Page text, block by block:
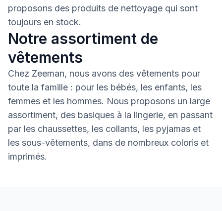
proposons des produits de nettoyage qui sont
toujours en stock.
Notre assortiment de
vêtements
Chez Zeeman, nous avons des vêtements pour
toute la famille : pour les bébés, les enfants, les
femmes et les hommes. Nous proposons un large
assortiment, des basiques à la lingerie, en passant
par les chaussettes, les collants, les pyjamas et
les sous-vêtements, dans de nombreux coloris et
imprimés.